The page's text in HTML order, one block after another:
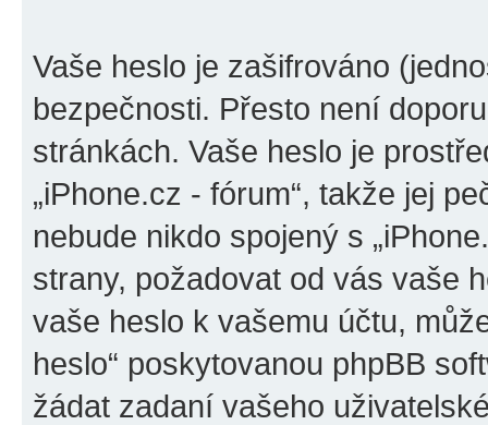
Vaše heslo je zašifrováno
bezpečnosti. Přesto není
stránkách. Vaše heslo je
„iPhone.cz - fórum“, takže jej
nebude nikdo spojený s
strany, požadovat od vás vaše
vaše heslo k vašemu účtu,
heslo“ poskytovanou phpBB
žádat zadaní vašeho